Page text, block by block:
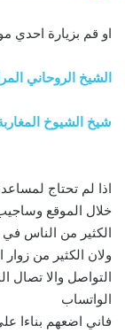
او قم بزيارة احدي
الشيخ الروحاني
شيخ الشيوخ
اذا لم تحتاج
خلال الموقع
الكثير من الناس في
ولان الكثير من
التواصل والا تصال
الواتساب
فاني اضعهم بناءا